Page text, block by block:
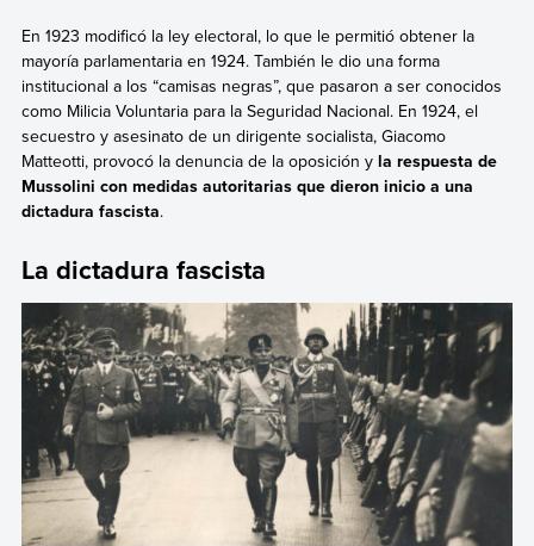
En 1923 modificó la ley electoral, lo que le permitió obtener la
mayoría parlamentaria en 1924. También le dio una forma
institucional a los “camisas negras”, que pasaron a ser conocidos
como Milicia Voluntaria para la Seguridad Nacional. En 1924, el
secuestro y asesinato de un dirigente socialista, Giacomo
Matteotti, provocó la denuncia de la oposición yla respuesta de
Mussolini con medidas autoritarias que dieron inicio a una
dictadura fascista.
La dictadura fascista